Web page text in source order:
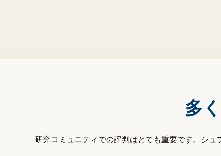
多
研究コミュニティでの評判はとても重要です。シ